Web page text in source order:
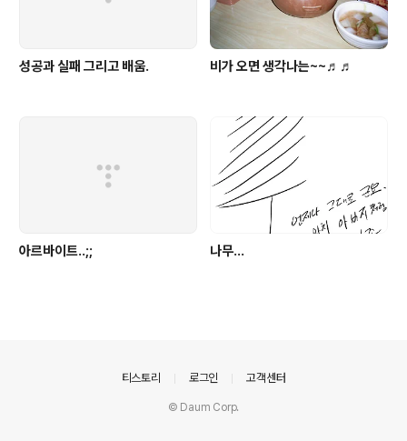
성공과 실패 그리고 배움. 비가 오면 생각나는~~♬♬
아르바이트..;; 나무…
티스토리 로그인 고객센터
© Daum Corp.